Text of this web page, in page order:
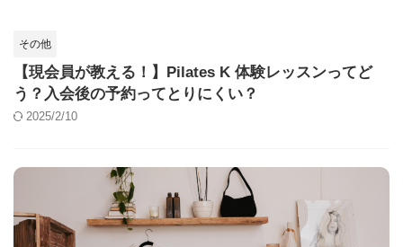
その他
【現会員が教える！】Pilates K 体験レッスンってど
う？入会後の予約ってとりにくい？
2025/2/10